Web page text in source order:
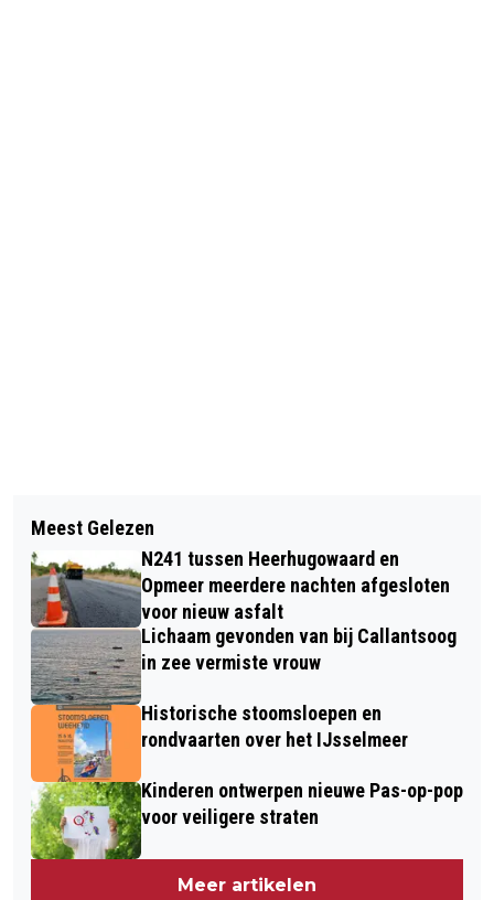
VANAF VANDAAG OOK OP
BASISSCHOLEN GEEN MOBIELTJE
MEER IN DE KLAS
BIJENHUIS MUSEUM BROEKERVEILING
OFFICIEEL GEOPEND
Meest Gelezen
N241 tussen Heerhugowaard en
Opmeer meerdere nachten afgesloten
voor nieuw asfalt
Lichaam gevonden van bij Callantsoog
in zee vermiste vrouw
Historische stoomsloepen en
rondvaarten over het IJsselmeer
Kinderen ontwerpen nieuwe Pas-op-pop
voor veiligere straten
Meer artikelen